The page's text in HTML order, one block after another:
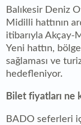
Balıkesir Deniz
Midilli hattının
itibarıyla Akçay-
Yeni hattın,
sağlaması ve
hedefleniyor.
Bilet fiyatları ne
BADO seferleri